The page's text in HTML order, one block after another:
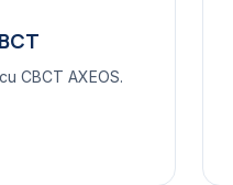
CBCT AXEOS.